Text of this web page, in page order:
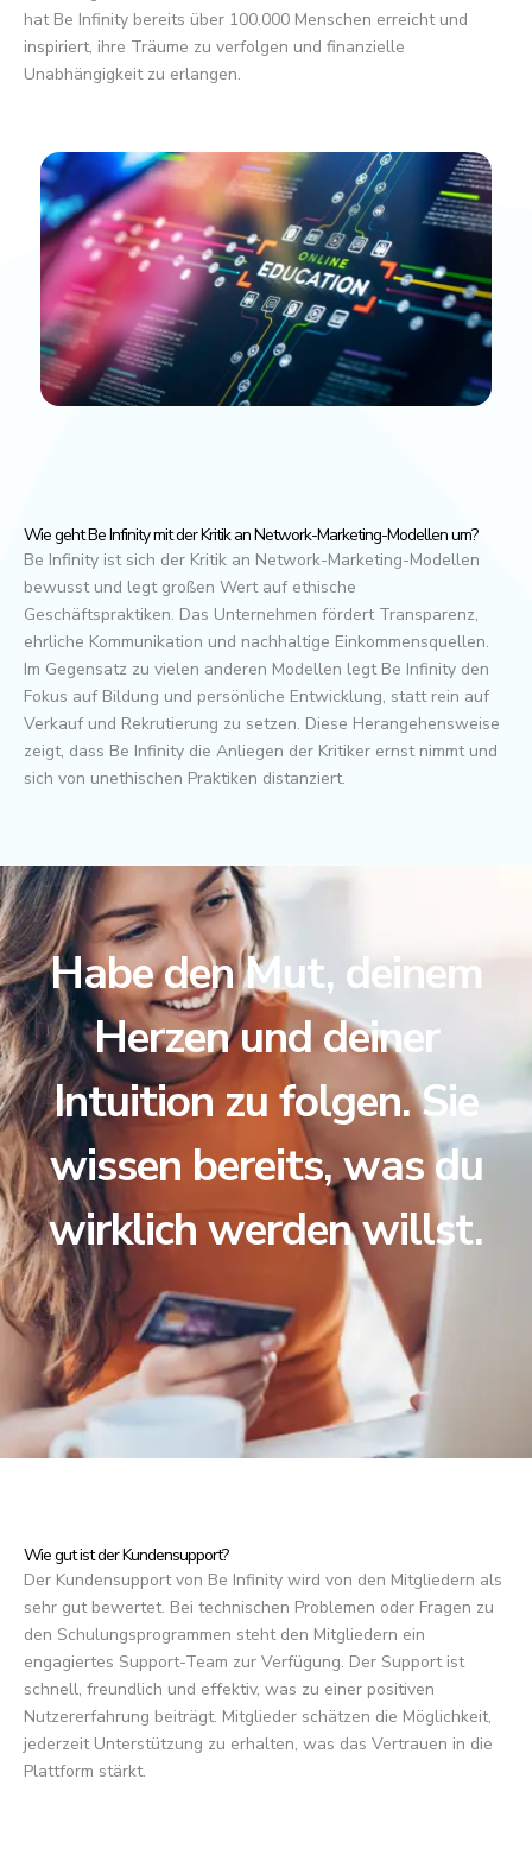
hat Be Infinity bereits über 100.000 Menschen erreicht und
inspiriert, ihre Träume zu verfolgen und finanzielle
Unabhängigkeit zu erlangen.
Wie geht Be Infinity mit der Kritik an Network-Marketing-Modellen um?
Be Infinity ist sich der Kritik an Network-Marketing-Modellen
bewusst und legt großen Wert auf ethische
Geschäftspraktiken. Das Unternehmen fördert Transparenz,
ehrliche Kommunikation und nachhaltige Einkommensquellen.
Im Gegensatz zu vielen anderen Modellen legt Be Infinity den
Fokus auf Bildung und persönliche Entwicklung, statt rein auf
Verkauf und Rekrutierung zu setzen. Diese Herangehensweise
zeigt, dass Be Infinity die Anliegen der Kritiker ernst nimmt und
sich von unethischen Praktiken distanziert.
Habe den Mut, deinem
Herzen und deiner
Intuition zu folgen. Sie
wissen bereits, was du
wirklich werden willst.
Wie gut ist der Kundensupport?
Der Kundensupport von Be Infinity wird von den Mitgliedern als
sehr gut bewertet. Bei technischen Problemen oder Fragen zu
den Schulungsprogrammen steht den Mitgliedern ein
engagiertes Support-Team zur Verfügung. Der Support ist
schnell, freundlich und effektiv, was zu einer positiven
Nutzererfahrung beiträgt. Mitglieder schätzen die Möglichkeit,
jederzeit Unterstützung zu erhalten, was das Vertrauen in die
Plattform stärkt.